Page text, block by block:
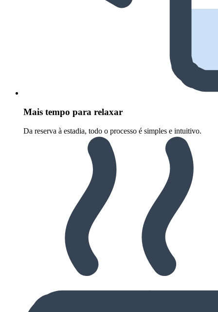
Mais tempo para relaxar
Da reserva à estadia, todo o processo é simples e intuitivo.